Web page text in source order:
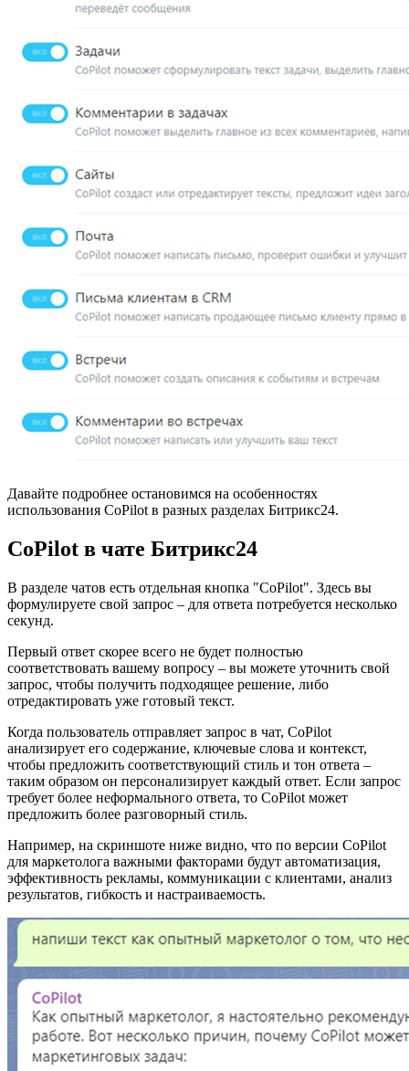
Давайте подробнее остановимся на особенностях
использования CoPilot в разных разделах Битрикс24.
CoPilot в чате Битрикс24
В разделе чатов есть отдельная кнопка "CoPilot". Здесь вы
формулируете свой запрос – для ответа потребуется несколько
секунд.
Первый ответ скорее всего не будет полностью
соответствовать вашему вопросу – вы можете уточнить свой
запрос, чтобы получить подходящее решение, либо
отредактировать уже готовый текст.
Когда пользователь отправляет запрос в чат, CoPilot
анализирует его содержание, ключевые слова и контекст,
чтобы предложить соответствующий стиль и тон ответа –
таким образом он персонализирует каждый ответ. Если запрос
требует более неформального ответа, то CoPilot может
предложить более разговорный стиль.
Например, на скриншоте ниже видно, что по версии CoPilot
для маркетолога важными факторами будут автоматизация,
эффективность рекламы, коммуникации с клиентами, анализ
результатов, гибкость и настраиваемость.